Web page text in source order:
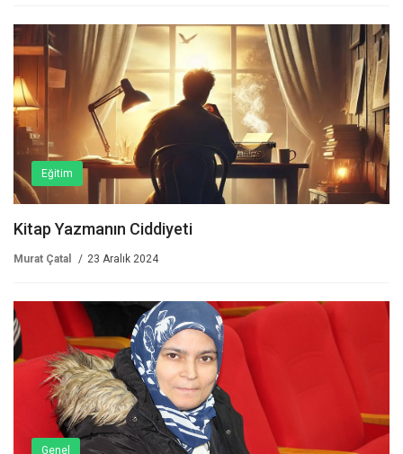
Eğitim
Kitap Yazmanın Ciddiyeti
Murat Çatal 23 Aralık 2024
Genel